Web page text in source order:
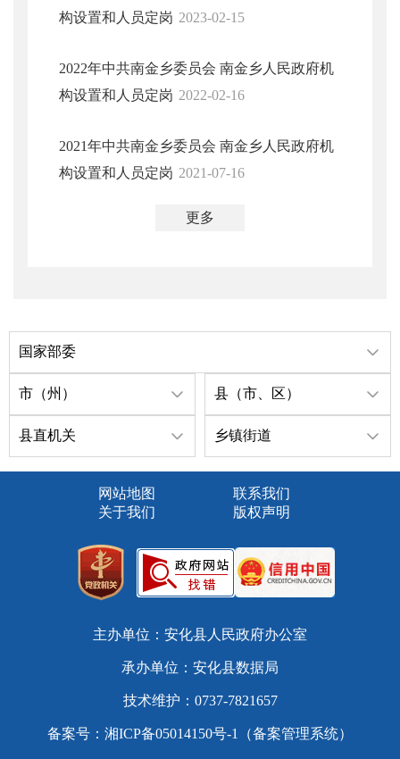
构设置和人员定岗 2023-02-15
2022年中共南金乡委员会 南金乡人民政府机
构设置和人员定岗 2022-02-16
2021年中共南金乡委员会 南金乡人民政府机
构设置和人员定岗 2021-07-16
更多
国家部委
市（州） 县（市、区）
县直机关 乡镇街道
网站地图
联系我们
关于我们
版权声明
主办单位：安化县人民政府办公室
承办单位：安化县数据局
技术维护：0737-7821657
备案号： 湘ICP备05014150号-1（备案管理系统）